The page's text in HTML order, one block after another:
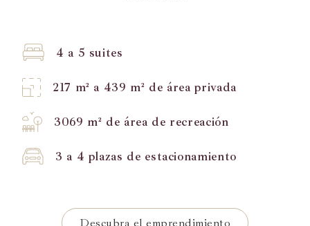
4 a 5 suites
217 m² a 439 m² de área privada
3069 m² de área de recreación
3 a 4 plazas de estacionamiento
Descubra el emprendimiento